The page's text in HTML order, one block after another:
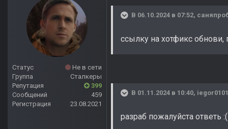
Статус
Не в сети
Группа
Сталкеры
Репутация
399
Сообщений
459
Регистрация
23.08.2021
В 06.10.2024 в 07:52,
ссылку на хотфикс обнови,
В 01.11.2024 в 10:40, iegor0101
разраб пожалуйста ответь :(